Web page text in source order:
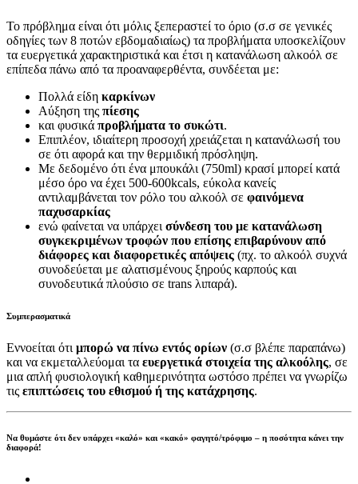
Το πρόβλημα είναι ότι μόλις ξεπεραστεί το όριο (σ.σ σε γενικές
οδηγίες των 8 ποτών εβδομαδιαίως) τα προβλήματα υποσκελίζουν
τα ευεργετικά χαρακτηριστικά και έτσι η κατανάλωση αλκοόλ σε
επίπεδα πάνω από τα προαναφερθέντα, συνδέεται με:
Πολλά είδη καρκίνων
Αύξηση της πίεσης
και φυσικά προβλήματα το συκώτι.
Επιπλέον, ιδιαίτερη προσοχή χρειάζεται η κατανάλωσή του
σε ότι αφορά και την θερμιδική πρόσληψη.
Με δεδομένο ότι ένα μπουκάλι (750ml) κρασί μπορεί κατά
μέσο όρο να έχει 500-600kcals, εύκολα κανείς
αντιλαμβάνεται τον ρόλο του αλκοόλ σε φαινόμενα
παχυσαρκίας
ενώ φαίνεται να υπάρχει σύνδεση του με κατανάλωση
συγκεκριμένων τροφών που επίσης επιβαρύνουν από
διάφορες και διαφορετικές απόψεις (πχ. το αλκοόλ συχνά
συνοδεύεται με αλατισμένους ξηρούς καρπούς και
συνοδευτικά πλούσιο σε trans λιπαρά).
Συμπερασματικά
Εννοείται ότι μπορώ να πίνω εντός ορίων (σ.σ βλέπε παραπάνω)
και να εκμεταλλεύομαι τα ευεργετικά στοιχεία της αλκοόλης, σε
μια απλή φυσιολογική καθημερινότητα ωστόσο πρέπει να γνωρίζω
τις επιπτώσεις του εθισμού ή της κατάχρησης.
Να θυμάστε ότι δεν υπάρχει «καλό» και «κακό» φαγητό/τρόφιμο – η ποσότητα κάνει την
διαφορά!